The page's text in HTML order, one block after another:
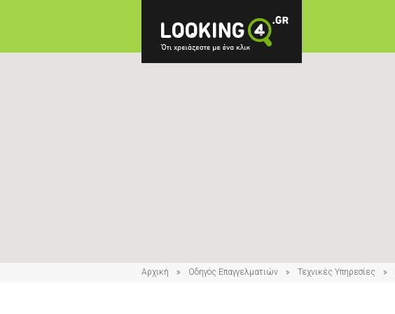
Αρχική Οδηγός Επαγγελματιών Τεχνικές Υπηρεσίες